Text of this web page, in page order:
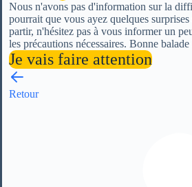
Nous n'avons pas d'information sur la
pourrait que vous ayez quelques
partir, n'hésitez pas à vous informer un
les précautions nécessaires. Bonne
Je vais faire attention
Retour